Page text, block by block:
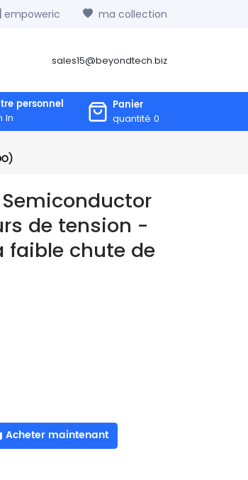
empoweric ma collection
sales15@beyondtech.biz
personnel
In
Panier
quantité 0
Semiconductor
de tension -
faible chute de
Acheter maintenant